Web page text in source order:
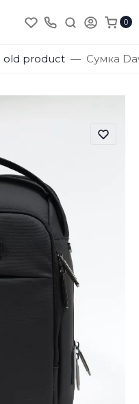
0
old product Сумка